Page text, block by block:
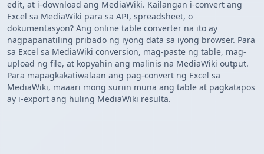
edit, at i-download ang MediaWiki. Kailangan i-convert ang
Excel sa MediaWiki para sa API, spreadsheet, o
dokumentasyon? Ang online table converter na ito ay
nagpapanatiling pribado ng iyong data sa iyong browser. Para
sa Excel sa MediaWiki conversion, mag-paste ng table, mag-
upload ng file, at kopyahin ang malinis na MediaWiki output.
Para mapagkakatiwalaan ang pag-convert ng Excel sa
MediaWiki, maaari mong suriin muna ang table at pagkatapos
ay i-export ang huling MediaWiki resulta.